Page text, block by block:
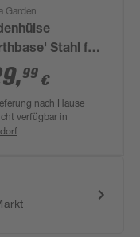
Garden
Stahl für
,99 €
nach Hause
verfügbar in